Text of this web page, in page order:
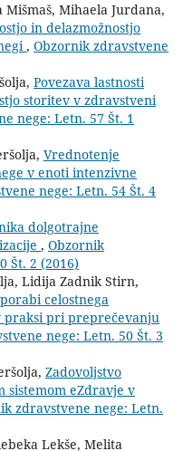
Mihaela Jurdana,
in delazmožnostjo
, Obzornik zdravstvene
Povezava lastnosti
storitev v zdravstveni
nege: Letn. 57 Št. 1
Vrednotenje
v enoti intenzivne
nege: Letn. 54 Št. 4
dolgotrajne
, Obzornik
Št. 2 (2016)
Lidija Zadnik Stirn,
celostnega
praksi pri preprečevanju
nege: Letn. 50 Št. 3
Zadovoljstvo
sistemom eZdravje v
zdravstvene nege: Letn.
Lekše, Melita